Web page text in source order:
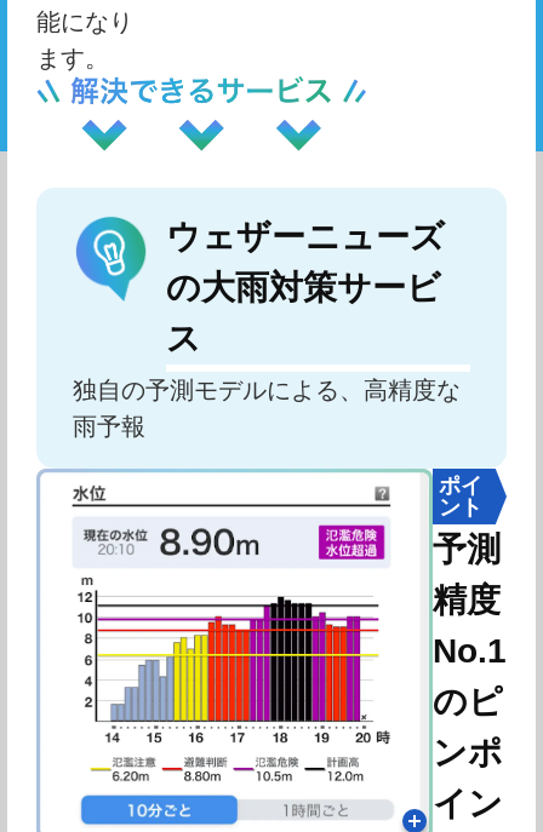
能になり
ます。
ウェザーニューズ
の大雨対策サービ
ス
独自の予測モデルによる、高精度な
雨予報
ポイ
ント
予測
精度
No.1
のピ
ンポ
イン